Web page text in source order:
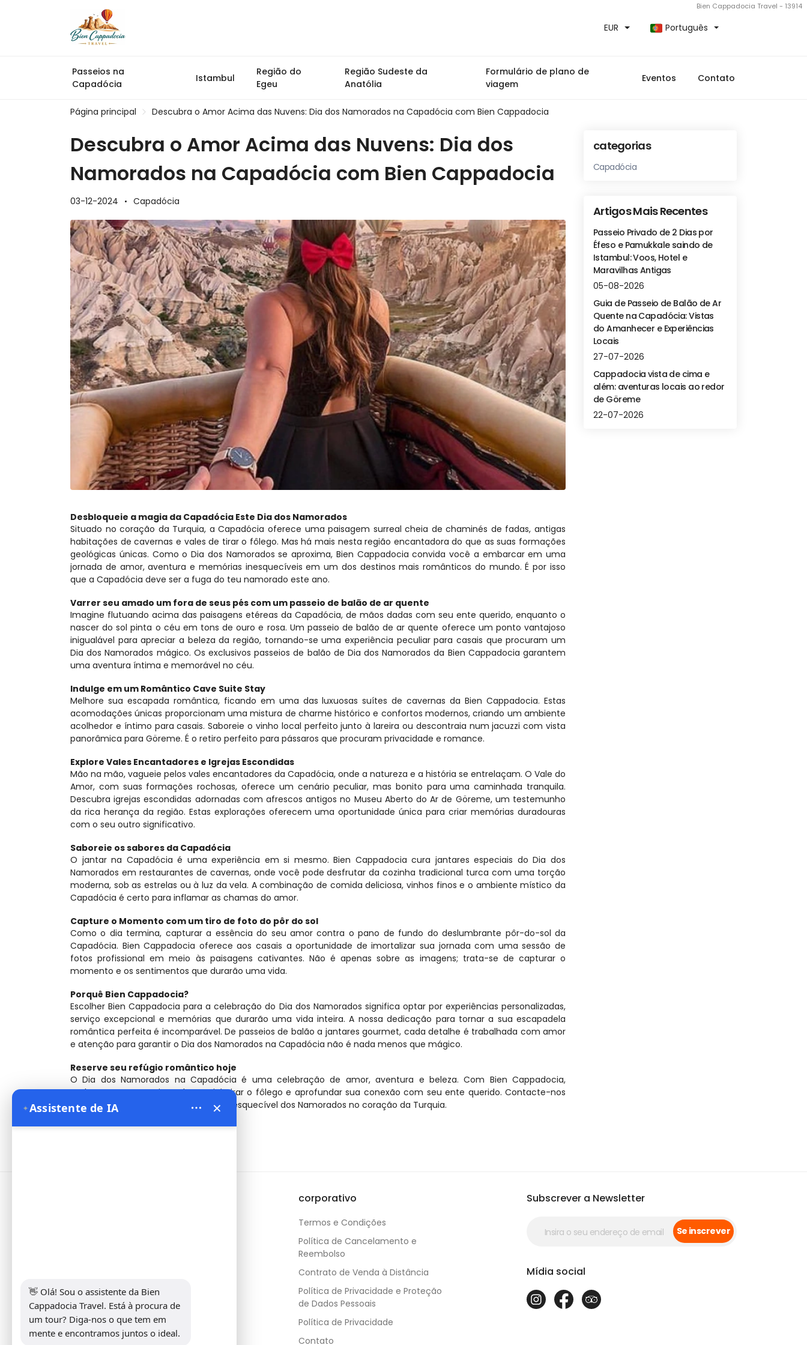
Bien Cappadocia Travel - 13914
EUR Português
Passeios na
Capadócia
Istambul
Região do
Egeu
Região Sudeste da
Anatólia
Formulário de plano de
viagem
Eventos Contato
Página principal Descubra o Amor Acima das Nuvens: Dia dos Namorados na Capadócia com Bien Cappadocia
Descubra o Amor Acima das Nuvens: Dia dos
Namorados na Capadócia com Bien Cappadocia
03-12-2024 Capadócia
Desbloqueie a magia da Capadócia Este Dia dos Namorados
Situado no coração da Turquia, a Capadócia oferece uma paisagem surreal cheia de chaminés de fadas, antigas
habitações de cavernas e vales de tirar o fôlego. Mas há mais nesta região encantadora do que as suas formações
geológicas únicas. Como o Dia dos Namorados se aproxima, Bien Cappadocia convida você a embarcar em uma
jornada de amor, aventura e memórias inesquecíveis em um dos destinos mais românticos do mundo. É por isso
que a Capadócia deve ser a fuga do teu namorado este ano.
Varrer seu amado um fora de seus pés com um passeio de balão de ar quente
Imagine flutuando acima das paisagens etéreas da Capadócia, de mãos dadas com seu ente querido, enquanto o
nascer do sol pinta o céu em tons de ouro e rosa. Um passeio de balão de ar quente oferece um ponto vantajoso
inigualável para apreciar a beleza da região, tornando-se uma experiência peculiar para casais que procuram um
Dia dos Namorados mágico. Os exclusivos passeios de balão de Dia dos Namorados da Bien Cappadocia garantem
uma aventura íntima e memorável no céu.
Indulge em um Romântico Cave Suite Stay
Melhore sua escapada romântica, ficando em uma das luxuosas suítes de cavernas da Bien Cappadocia. Estas
acomodações únicas proporcionam uma mistura de charme histórico e confortos modernos, criando um ambiente
acolhedor e íntimo para casais. Saboreie o vinho local perfeito junto à lareira ou descontraia num jacuzzi com vista
panorâmica para Göreme. É o retiro perfeito para pássaros que procuram privacidade e romance.
Explore Vales Encantadores e Igrejas Escondidas
Mão na mão, vagueie pelos vales encantadores da Capadócia, onde a natureza e a história se entrelaçam. O Vale do
Amor, com suas formações rochosas, oferece um cenário peculiar, mas bonito para uma caminhada tranquila.
Descubra igrejas escondidas adornadas com afrescos antigos no Museu Aberto do Ar de Göreme, um testemunho
da rica herança da região. Estas explorações oferecem uma oportunidade única para criar memórias duradouras
com o seu outro significativo.
Saboreie os sabores da Capadócia
O jantar na Capadócia é uma experiência em si mesmo. Bien Cappadocia cura jantares especiais do Dia dos
Namorados em restaurantes de cavernas, onde você pode desfrutar da cozinha tradicional turca com uma torção
moderna, sob as estrelas ou à luz da vela. A combinação de comida deliciosa, vinhos finos e o ambiente místico da
Capadócia é certo para inflamar as chamas do amor.
Capture o Momento com um tiro de foto do pôr do sol
Como o dia termina, capturar a essência do seu amor contra o pano de fundo do deslumbrante pôr-do-sol da
Capadócia. Bien Cappadocia oferece aos casais a oportunidade de imortalizar sua jornada com uma sessão de
fotos profissional em meio às paisagens cativantes. Não é apenas sobre as imagens; trata-se de capturar o
momento e os sentimentos que durarão uma vida.
Porquê Bien Cappadocia?
Escolher Bien Cappadocia para a celebração do Dia dos Namorados significa optar por experiências personalizadas,
serviço excepcional e memórias que durarão uma vida inteira. A nossa dedicação para tornar a sua escapadela
romântica perfeita é incomparável. De passeios de balão a jantares gourmet, cada detalhe é trabalhada com amor
e atenção para garantir o Dia dos Namorados na Capadócia não é nada menos que mágico.
Reserve seu refúgio romântico hoje
O Dia dos Namorados na Capadócia é uma celebração de amor, aventura e beleza. Com Bien Cappadocia,
embarque em uma jornada que irá tirar o fôlego e aprofundar sua conexão com seu ente querido. Contacte-nos
hoje para reservar a sua experiência inesquecível dos Namorados no coração da Turquia.
categorias
Capadócia
Artigos Mais Recentes
Passeio Privado de 2 Dias por
Éfeso e Pamukkale saindo de
Istambul: Voos, Hotel e
Maravilhas Antigas
05-08-2026
Guia de Passeio de Balão de Ar
Quente na Capadócia: Vistas
do Amanhecer e Experiências
Locais
27-07-2026
Cappadocia vista de cima e
além: aventuras locais ao redor
de Göreme
22-07-2026
corporativo
Termos e Condições
Política de Cancelamento e
Reembolso
Contrato de Venda à Distância
Política de Privacidade e Proteção
de Dados Pessoais
Política de Privacidade
Contato
Subscrever a Newsletter
Se inscrever
Mídia social
✦Assistente de IA ×
👋 Olá! Sou o assistente da Bien
Cappadocia Travel. Está à procura de
um tour? Diga-nos o que tem em
mente e encontramos juntos o ideal.